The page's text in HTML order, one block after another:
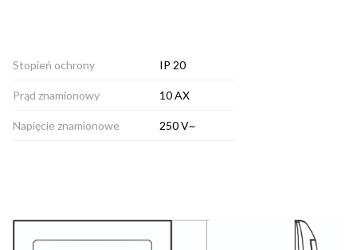
Stopień ochrony IP 20
Prąd znamionowy 10 AX
Napięcie znamionowe 250 V~